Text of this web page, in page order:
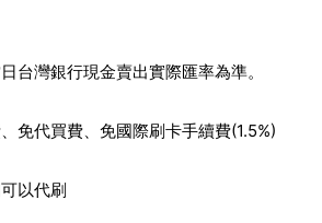
台灣銀行現金賣出實際匯率為準。
免代買費、免國際刷卡手續費(1.5%)
以代刷